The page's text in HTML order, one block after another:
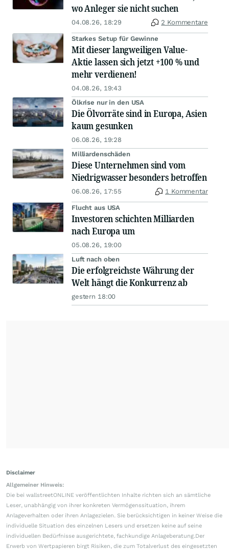
wo Anleger sie nicht suchen
04.08.26, 18:29 2 Kommentare
Starkes Setup für Gewinne
Mit dieser langweiligen Value-
Aktie lassen sich jetzt +100 % und
mehr verdienen!
04.08.26, 19:43
Ölkrise nur in den USA
Die Ölvorräte sind in Europa, Asien
kaum gesunken
06.08.26, 19:28
Milliardenschäden
Diese Unternehmen sind vom
Niedrigwasser besonders betroffen
06.08.26, 17:55 1 Kommentar
Flucht aus USA
Investoren schichten Milliarden
nach Europa um
05.08.26, 19:00
Luft nach oben
Die erfolgreichste Währung der
Welt hängt die Konkurrenz ab
gestern 18:00
Disclaimer
Allgemeiner Hinweis:
Die bei wallstreetONLINE veröffentlichten Inhalte richten sich an sämtliche
Leser, unabhängig von ihrer konkreten Vermögenssituation, ihrem
Anlageverhalten oder ihren Anlagezielen. Sie berücksichtigen in keiner Weise die
individuelle Situation des einzelnen Lesers und ersetzen keine auf seine
individuellen Bedürfnisse ausgerichtete, fachkundige Anlageberatung.Der
Erwerb von Wertpapieren birgt Risiken, die zum Totalverlust des eingesetzten